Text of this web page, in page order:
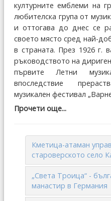
културните емблеми на
любителска група от
и оттогава до днес се
своето място сред най-
в страната. През 1926 г.
ръководството на
първите Летни
впоследствие
музикален фестивал
Прочети още...
Кметица-атаман
староверското село
„Света Троица“ -
манастир в Германия